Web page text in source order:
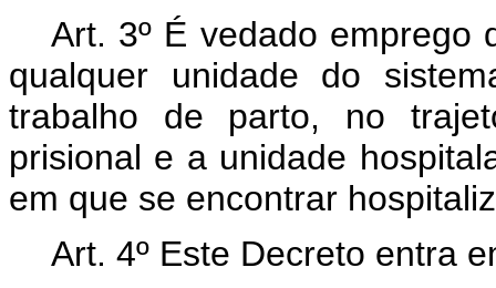
Art. 3º É vedado emprego
qualquer unidade do
trabalho de parto, no
prisional e a unidade
em que se encontrar
Art. 4º Este Decreto entra